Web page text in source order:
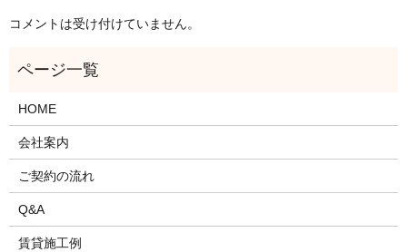
コメントは受け付けていません。
HOME
会社案内
ご契約の流れ
Q&A
賃貸施工例